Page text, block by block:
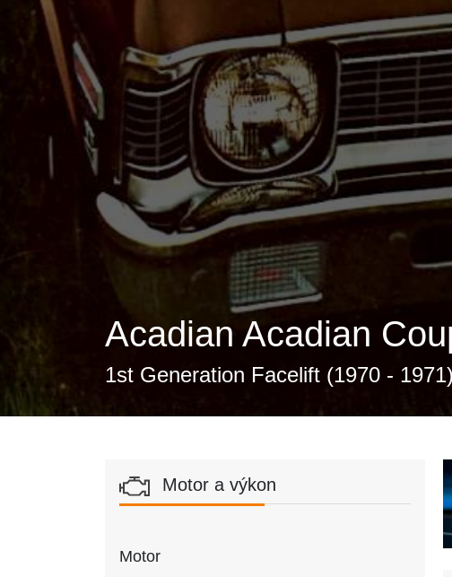
Acadian Acadian
1st Generation Facelift (1970 - 1971)
Motor a výkon
Motor